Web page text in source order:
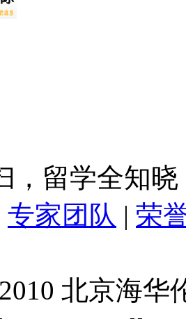
，留学全知晓
专家团队 | 荣
北京海